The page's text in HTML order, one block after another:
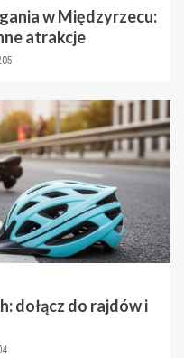
w Międzyrzecu:
atrakcje
dołącz do rajdów i